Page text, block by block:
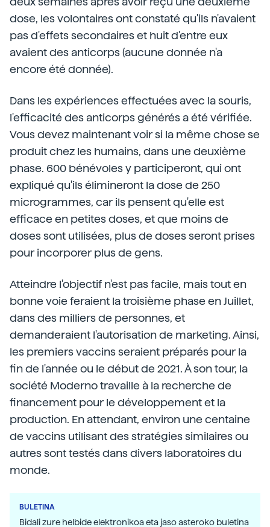
dose, les volontaires ont constaté qu'ils n'avaient
pas d'effets secondaires et huit d'entre eux
avaient des anticorps (aucune donnée n'a
encore été donnée).
Dans les expériences effectuées avec la souris,
l'efficacité des anticorps générés a été vérifiée.
Vous devez maintenant voir si la même chose se
produit chez les humains, dans une deuxième
phase. 600 bénévoles y participeront, qui ont
expliqué qu'ils élimineront la dose de 250
microgrammes, car ils pensent qu'elle est
efficace en petites doses, et que moins de
doses sont utilisées, plus de doses seront prises
pour incorporer plus de gens.
Atteindre l'objectif n'est pas facile, mais tout en
bonne voie feraient la troisième phase en Juillet,
dans des milliers de personnes, et
demanderaient l'autorisation de marketing. Ainsi,
les premiers vaccins seraient préparés pour la
fin de l'année ou le début de 2021. À son tour, la
société Moderno travaille à la recherche de
financement pour le développement et la
production. En attendant, environ une centaine
de vaccins utilisant des stratégies similaires ou
autres sont testés dans divers laboratoires du
monde.
BULETINA
Bidali zure helbide elektronikoa eta jaso asteroko buletina